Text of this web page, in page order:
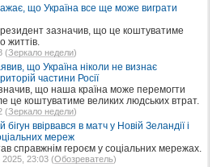
що Україна все ще може виграти
зазначив, що це коштуватиме
життів.
(Зеркало недели)
що Україна ніколи не визнає
частини Росії
що наша країна може перемогти
це коштуватиме великих людських втрат.
(Зеркало недели)
бігун ввірвався в матч у Новій Зеландії і
мереж
справжнім героєм у соціальних мережах.
2025, 23:03 (Обозреватель)